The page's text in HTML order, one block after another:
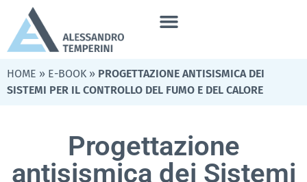
HOME » E-BOOK » PROGETTAZIONE ANTISISMICA DEI
SISTEMI PER IL CONTROLLO DEL FUMO E DEL CALORE
Progettazione
antisismica dei Sistemi